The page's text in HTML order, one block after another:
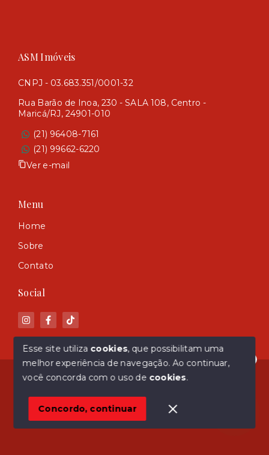
Olá! Estamos disponíveis para te ajudar.
ASM Imóveis
CNPJ - 03.683.351/0001-32
Rua Barão de Inoa, 230 - SALA 108, Centro -
Maricá/RJ, 24901-010
(21) 96408-7161
(21) 99662-6220
Ver e-mail
Menu
Home
Sobre
Contato
Social
© Copyright 2026 - ASM Imóveis - Todos os direitos
SITE PARA IMOBILIARIA
Esse site utiliza cookies, que possibilitam uma
melhor experiência de navegação.Ao continuar,
você concorda com o uso de cookies.
Concordo, continuar